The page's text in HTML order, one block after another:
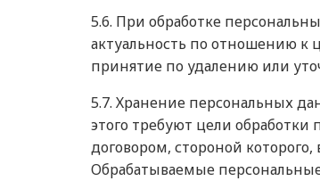
5.6. При обработке
актуальность по отношению
принятие по удалению или
5.7. Хранение персональных
этого требуют цели
договором, стороной
Обрабатываемые